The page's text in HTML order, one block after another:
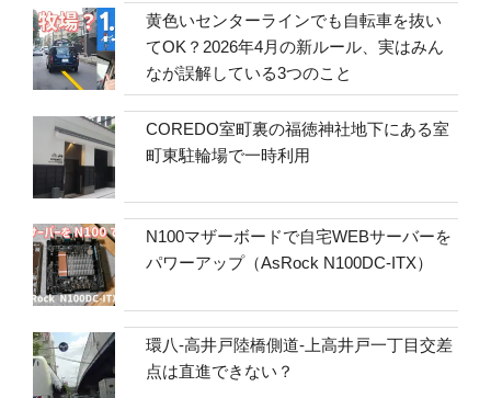
黄色いセンターラインでも自転車を抜い
てOK？2026年4月の新ルール、実はみん
なが誤解している3つのこと
COREDO室町裏の福徳神社地下にある室
町東駐輪場で一時利用
N100マザーボードで自宅WEBサーバーを
パワーアップ（AsRock N100DC-ITX）
環八-高井戸陸橋側道-上高井戸一丁目交差
点は直進できない？